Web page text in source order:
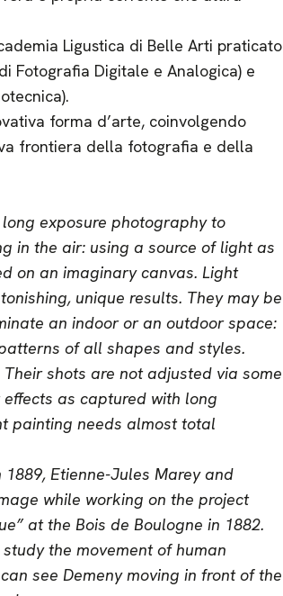
Ligustica di Belle Arti praticato
Fotografia Digitale e Analogica) e
forma d’arte, coinvolgendo
frontiera della fotografia e della
exposure photography to
in the air: using a source of light as
on an imaginary canvas. Light
unique results. They may be
an indoor or an outdoor space:
of all shapes and styles.
shots are not adjusted via some
as captured with long
painting needs almost total
Etienne-Jules Marey and
while working on the project
at the Bois de Boulogne in 1882.
the movement of human
see Demeny moving in front of the